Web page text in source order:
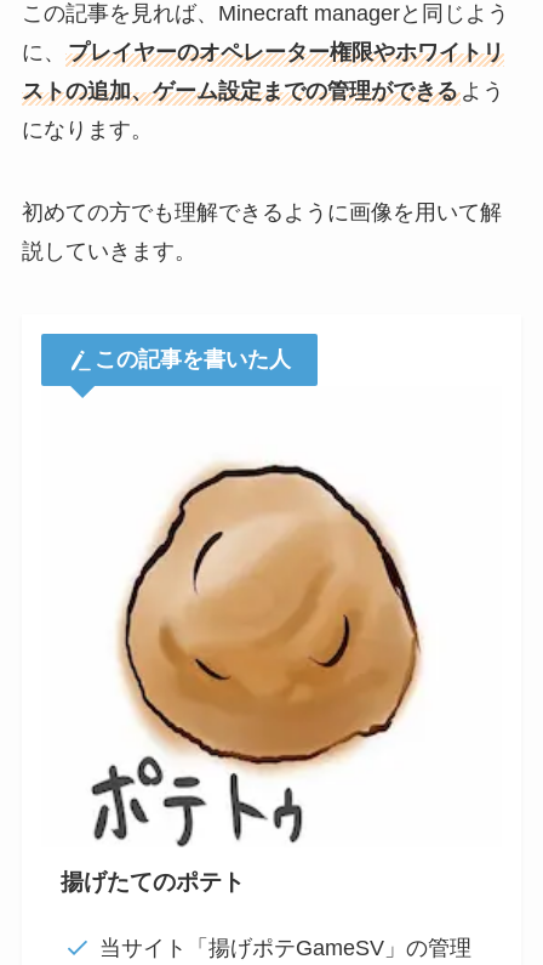
この記事を見れば、Minecraft managerと同じよう
に、 プレイヤーのオペレーター権限やホワイトリ
ストの追加、ゲーム設定までの管理ができるよう
になります。
初めての方でも理解できるように画像を用いて解
説していきます。
この記事を書いた人
揚げたてのポテト
当サイト「揚げポテGameSV」の管理